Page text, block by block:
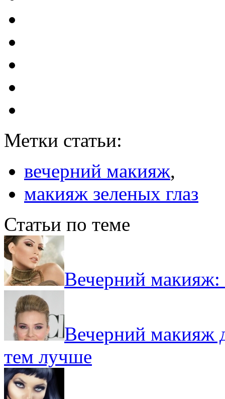
Метки статьи:
вечерний макияж,
макияж зеленых глаз
Статьи по теме
Вечерний макияж:
Вечерний макияж
тем лучше